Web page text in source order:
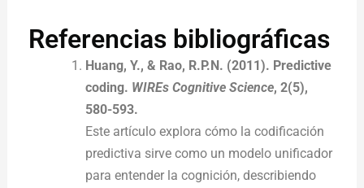
Referencias bibliográficas
Huang, Y., & Rao, R.P.N. (2011). Predictive
coding. WIREs Cognitive Science, 2(5),
580-593.
Este artículo explora cómo la codificación
predictiva sirve como un modelo unificador
para entender la cognición, describiendo